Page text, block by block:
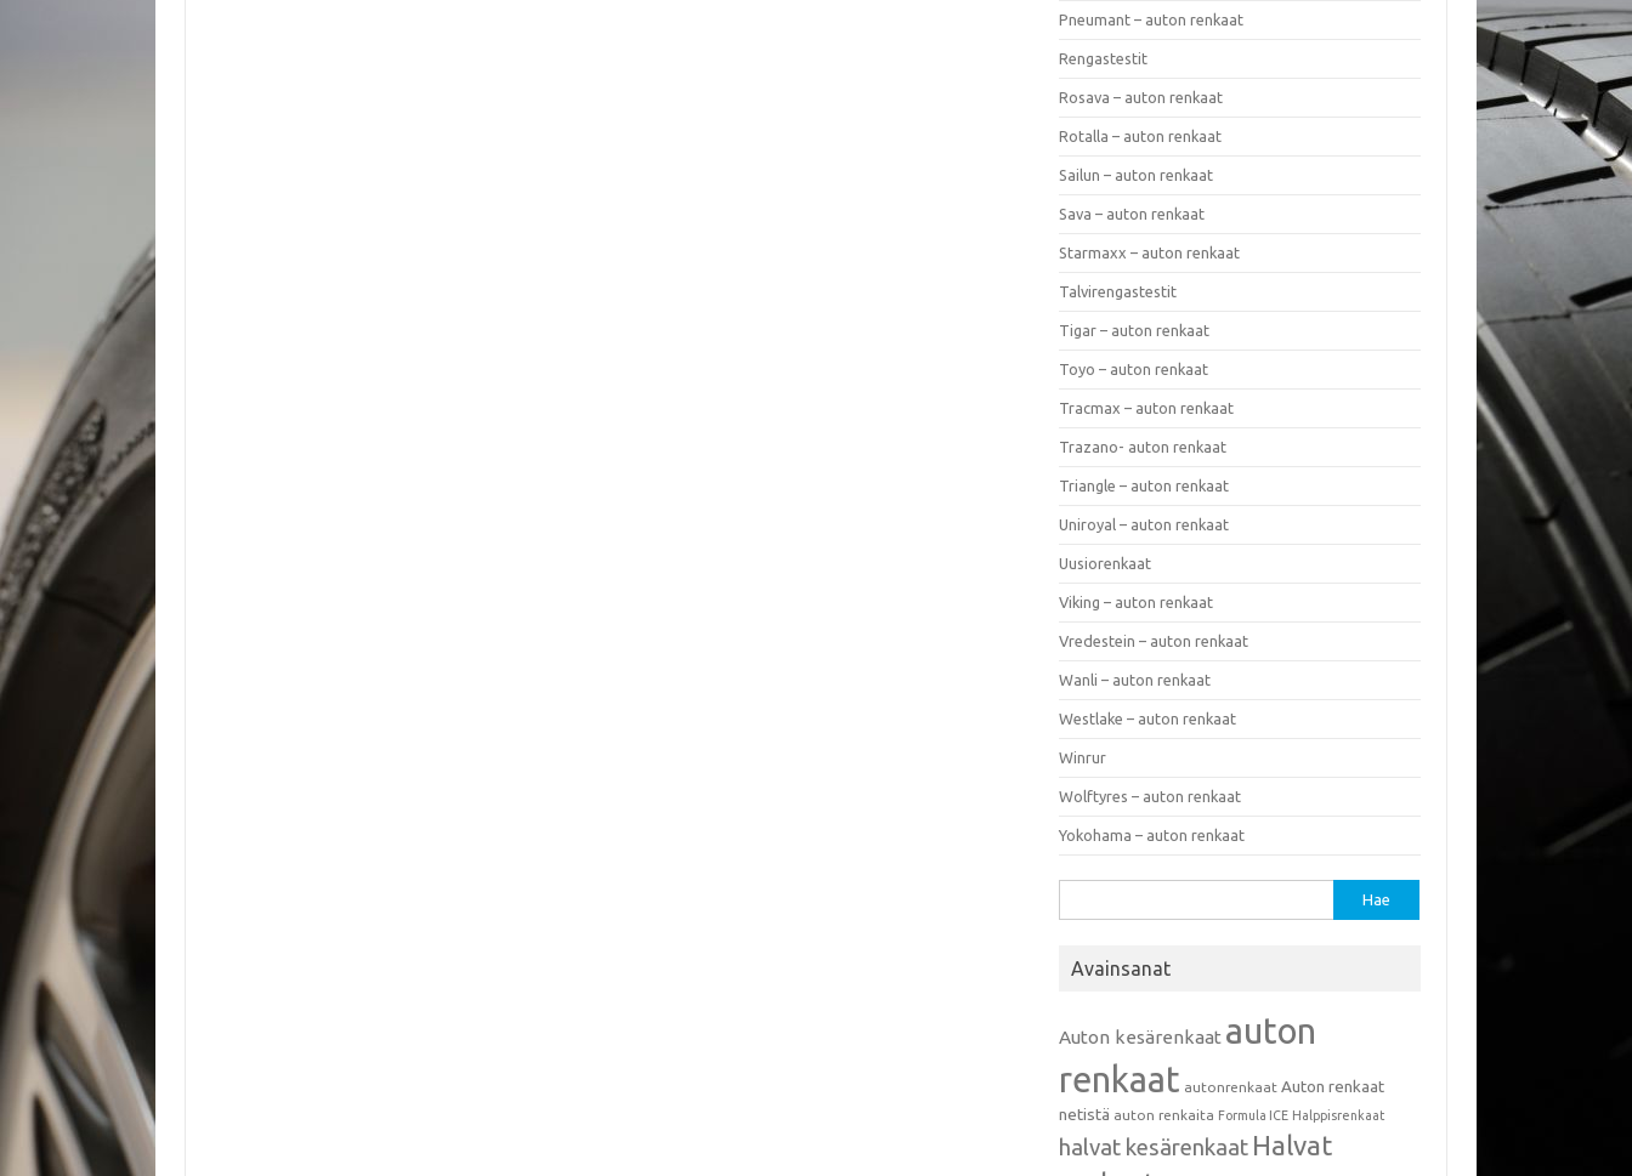
Pneumant – auton renkaat
Rengastestit
Rosava – auton renkaat
Rotalla – auton renkaat
Sailun – auton renkaat
Sava – auton renkaat
Starmaxx – auton renkaat
Talvirengastestit
Tigar – auton renkaat
Toyo – auton renkaat
Tracmax – auton renkaat
Trazano- auton renkaat
Triangle – auton renkaat
Uniroyal – auton renkaat
Uusiorenkaat
Viking – auton renkaat
Vredestein – auton renkaat
Wanli – auton renkaat
Westlake – auton renkaat
Winrur
Wolftyres – auton renkaat
Yokohama – auton renkaat
Avainsanat
Auton kesärenkaat auton
renkaat autonrenkaat Auton renkaat
netistä auton renkaita Formula ICE Halppisrenkaat
halvat kesärenkaat Halvat